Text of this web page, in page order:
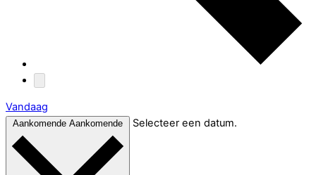
Vandaag
Aankomende Aankomende Selecteer een datum.